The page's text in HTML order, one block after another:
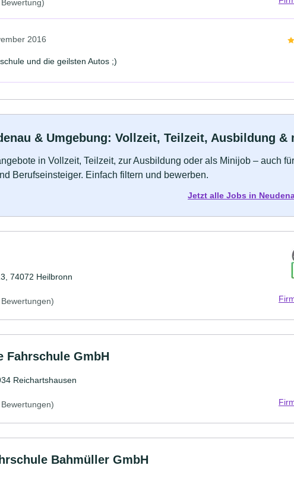
2016
und die geilsten Autos ;)
& Umgebung: Vollzeit, Teilzeit, Ausbildung &
in Vollzeit, Teilzeit, zur Ausbildung oder als Minijob – auch für
Berufseinsteiger. Einfach filtern und bewerben.
Jetzt alle Jobs in
74072 Heilbronn
Fahrschule GmbH
Reichartshausen
Bahmüller GmbH